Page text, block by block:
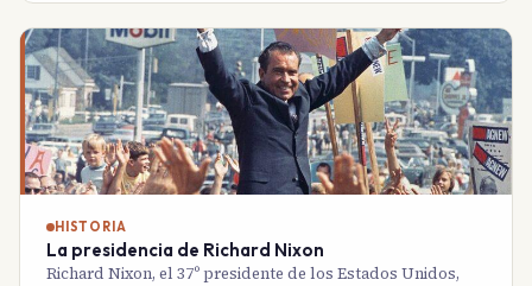
HISTORIA
La presidencia de Richard Nixon
Richard Nixon, el 37º presidente de los Estados Unidos,